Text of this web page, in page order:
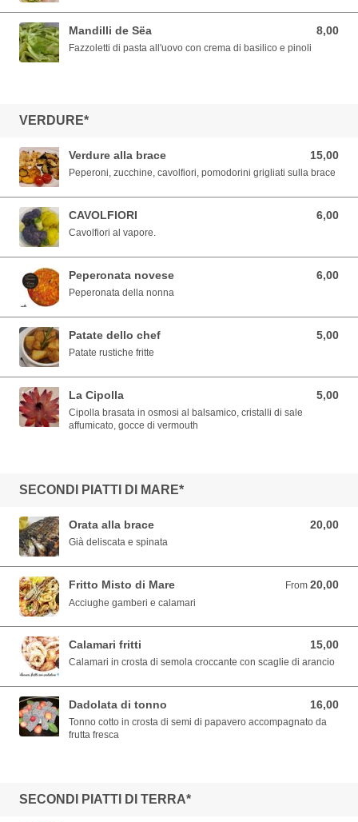
Mandilli de Sëa 8,00
8,00 EUR
Fazzoletti di pasta all'uovo con crema di basilico e pinoli
VERDURE*
Verdure alla brace 15,00
15,00 EUR
Peperoni, zucchine, cavolfiori, pomodorini grigliati sulla brace
CAVOLFIORI 6,00
6,00 EUR
Cavolfiori al vapore.
Peperonata novese 6,00
6,00 EUR
Peperonata della nonna
Patate dello chef 5,00
5,00 EUR
Patate rustiche fritte
La Cipolla 5,00
5,00 EUR
Cipolla brasata in osmosi al balsamico, cristalli di sale
affumicato, gocce di vermouth
SECONDI PIATTI DI MARE*
Orata alla brace 20,00
20,00 EUR
Già deliscata e spinata
Fritto Misto di Mare From 20,00
From 20,00 EUR
Acciughe gamberi e calamari
Calamari fritti 15,00
15,00 EUR
Calamari in crosta di semola croccante con scaglie di arancio
Dadolata di tonno 16,00
16,00 EUR
Tonno cotto in crosta di semi di papavero accompagnato da
frutta fresca
SECONDI PIATTI DI TERRA*